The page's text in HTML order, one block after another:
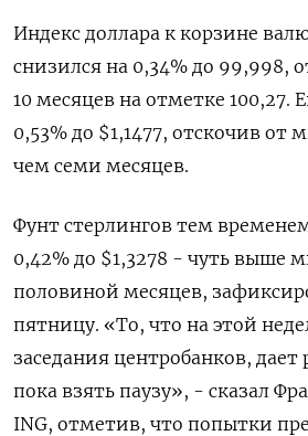
Индекс ​доллара к корзине
снизился на 0,34% ⁠до 99,998,
10 ‌месяцев на отметке 100,27.
‌0,53% до $1,1477, отскочив от
чем семи месяцев.
Фунт стерлингов тем
0,42% до $1,3278 - чуть выше
половиной месяцев,
пятницу. «То, что на этой
заседания центробанков,
пока взять паузу», - сказал
ING, отметив, что попытки